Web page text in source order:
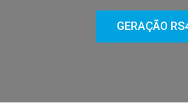
GERAÇÃO